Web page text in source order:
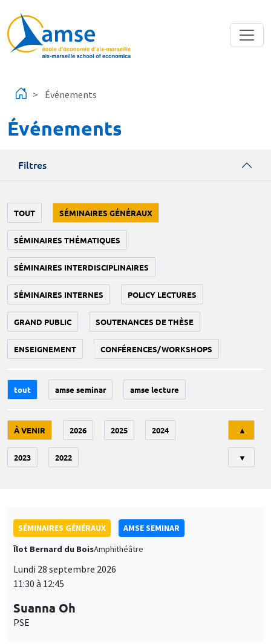
Événements
Événements
Filtres
TOUT SÉMINAIRES GÉNÉRAUX
SÉMINAIRES THÉMATIQUES
SÉMINAIRES INTERDISCIPLINAIRES
SÉMINAIRES INTERNES POLICY LECTURES
GRAND PUBLIC SOUTENANCES DE THÈSE
ENSEIGNEMENT CONFÉRENCES/WORKSHOPS
tout amse seminar amse lecture
À VENIR 2026 2025 2024
2023 2022
▲
▼
SÉMINAIRES GÉNÉRAUX
AMSE SEMINAR
Îlot Bernard du BoisAmphithéâtre
Lundi 28 septembre 2026
11:30 à 12:45
Suanna Oh
PSE